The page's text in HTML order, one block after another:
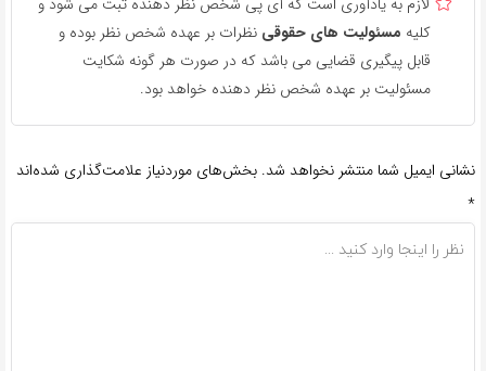
کلیه مسئولیت های حقوقی نظرات بر عهده شخص نظر بوده و
قابل پیگیری قضایی می باشد که در صورت هر گونه شکایت
مسئولیت بر عهده شخص نظر دهنده خواهد بود.
نشانی ایمیل شما منتشر نخواهد شد. بخش‌های موردنیاز علامت‌گذاری شده‌اند
*